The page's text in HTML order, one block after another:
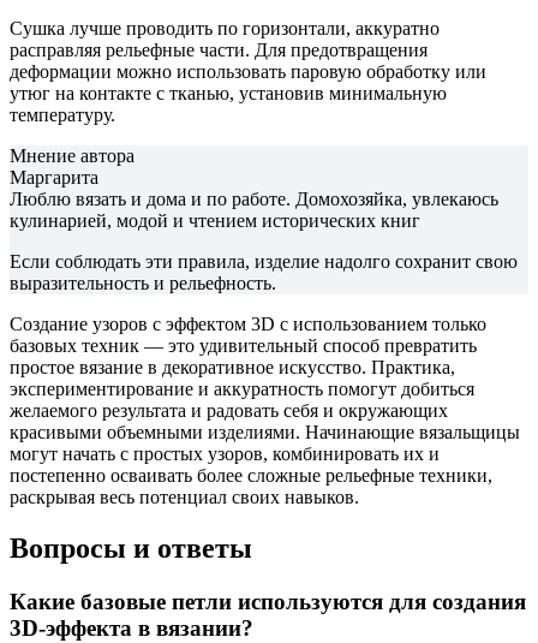
Сушка лучше проводить по горизонтали, аккуратно
расправляя рельефные части. Для предотвращения
деформации можно использовать паровую обработку или
утюг на контакте с тканью, установив минимальную
температуру.
Мнение автора
Маргарита
Люблю вязать и дома и по работе. Домохозяйка, увлекаюсь
кулинарией, модой и чтением исторических книг
Если соблюдать эти правила, изделие надолго сохранит свою
выразительность и рельефность.
Создание узоров с эффектом 3D с использованием только
базовых техник — это удивительный способ превратить
простое вязание в декоративное искусство. Практика,
экспериментирование и аккуратность помогут добиться
желаемого результата и радовать себя и окружающих
красивыми объемными изделиями. Начинающие вязальщицы
могут начать с простых узоров, комбинировать их и
постепенно осваивать более сложные рельефные техники,
раскрывая весь потенциал своих навыков.
Вопросы и ответы
Какие базовые петли используются для создания
3D-эффекта в вязании?